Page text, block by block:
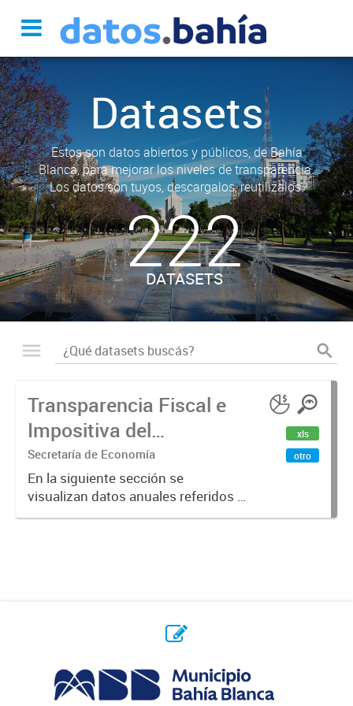
Datasets
Estos son datos abiertos y públicos, de Bahía
Blanca, para mejorar los niveles de transparencia.
Los datos son tuyos, descargalos, reutilizalos.
222
DATASETS
Transparencia Fiscal e
Impositiva del
Municipio. Año 2023
Secretaría de Economía
En la siguiente sección se
visualizan datos anuales referidos a
la transparencia fiscal e impositiva
xls
otro